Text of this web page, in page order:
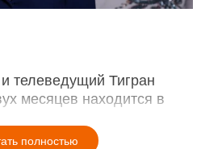
телеведущий Тигран
месяцев находится в
полностью